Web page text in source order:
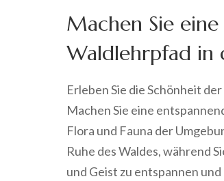
Machen Sie
Waldlehrpfad in
Erleben Sie die Schönheit
Machen Sie eine
Flora und Fauna der
Ruhe des Waldes, während
und Geist zu entspannen